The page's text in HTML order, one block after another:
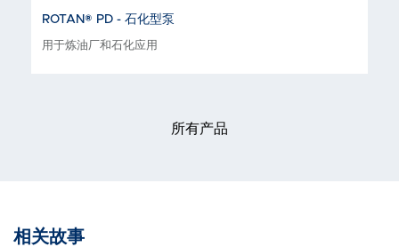
ROTAN® PD - 石化型泵
用于炼油厂和石化应用
所有产品
相关故事